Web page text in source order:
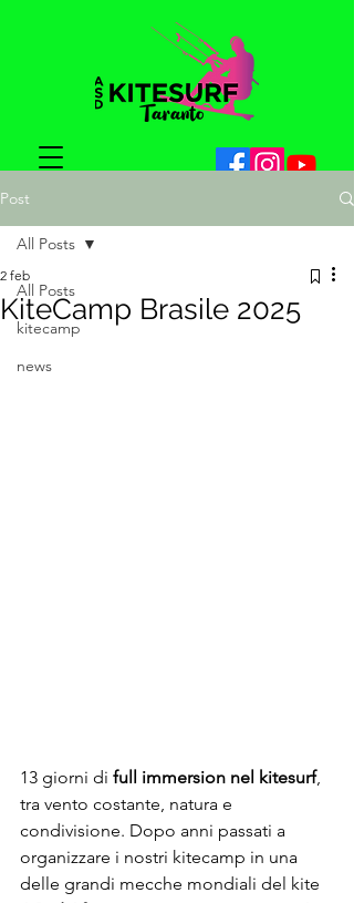
Post
All Posts
kitecamp
news
All Posts
KiteCamp Brasile 2025
2 feb
13 giorni di full immersion nel kitesurf,
tra vento costante, natura e
condivisione. Dopo anni passati a
organizzare i nostri kitecamp in una
delle grandi mecche mondiali del kite